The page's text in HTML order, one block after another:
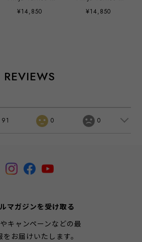
Leo by Sad
Salesman
¥14,850
Mikey by Sad
Salesman
¥14,850
REVIEWS
91 0 0
マガジンを受け取る
キャンペーンなどの最
をお届けいたします。